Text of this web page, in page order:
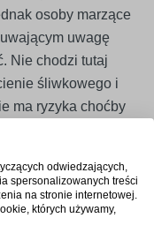
osoby marzące
uwagę
Nie chodzi tutaj
śliwkowego i
ma ryzyka choćby
zadbać o dużą
pomieszczenie -
ściennych
odwiedzających,
spersonalizowanych treści
na stronie internetowej.
których używamy,